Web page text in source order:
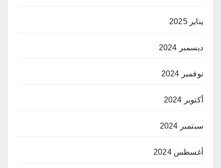
يناير 2025
ديسمبر 2024
نوفمبر 2024
أكتوبر 2024
سبتمبر 2024
أغسطس 2024